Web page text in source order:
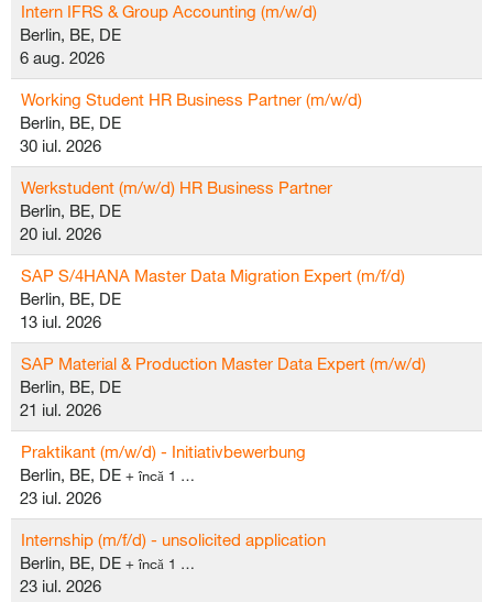
Intern IFRS & Group Accounting (m/w/d)
Berlin, BE, DE
6 aug. 2026
Working Student HR Business Partner (m/w/d)
Berlin, BE, DE
30 iul. 2026
Werkstudent (m/w/d) HR Business Partner
Berlin, BE, DE
20 iul. 2026
SAP S/4HANA Master Data Migration Expert (m/f/d)
Berlin, BE, DE
13 iul. 2026
SAP Material & Production Master Data Expert (m/w/d)
Berlin, BE, DE
21 iul. 2026
Praktikant (m/w/d) - Initiativbewerbung
Berlin, BE, DE + încă 1 …
23 iul. 2026
Internship (m/f/d) - unsolicited application
Berlin, BE, DE + încă 1 …
23 iul. 2026